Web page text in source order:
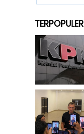
TERPOPULER